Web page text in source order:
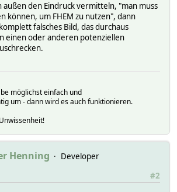
außen den Eindruck vermitteln, "man muss
können, um FHEM zu nutzen", dann
falsches Bild, das durchaus
einen oder anderen potenziellen
möglichst einfach und
um - dann wird es auch funktionieren.
Henning
Developer
#2